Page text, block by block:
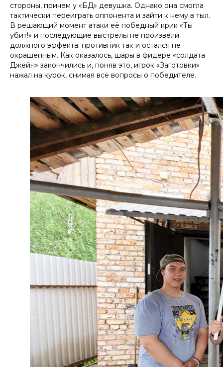
стороны, причем у «БД» девушка. Однако она смогла
тактически переиграть оппонента и зайти к нему в тыл.
В решающий момент атаки её победный крик «Ты
убит!» и последующие выстрелы не произвели
должного эффекта: противник так и остался не
окрашенным. Как оказалось, шары в фидере «солдата
Джейн» закончились и, поняв это, игрок «Заготовки»
нажал на курок, снимая все вопросы о победителе.